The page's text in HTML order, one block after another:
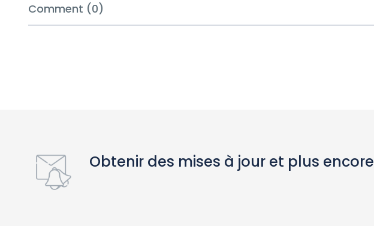
Comment (0)
Obtenir des mises à jour et plus encore